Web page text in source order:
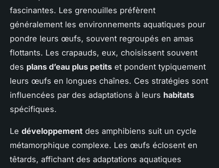
fascinantes. Les grenouilles préfèrent
généralement les environnements aquatiques pour
pondre leurs œufs, souvent regroupés en amas
flottants. Les crapauds, eux, choisissent souvent
des plans d’eau plus petits et pondent typiquement
leurs œufs en longues chaînes. Ces stratégies sont
influencées par des adaptations à leurs habitats
spécifiques.
Le développement des amphibiens suit un cycle
métamorphique complexe. Les œufs éclosent en
têtards, affichant des adaptations aquatiques